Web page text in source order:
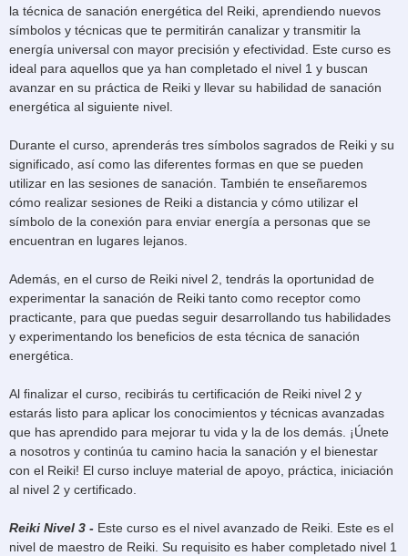
la técnica de sanación energética del Reiki, aprendiendo nuevos
símbolos y técnicas que te permitirán canalizar y transmitir la
energía universal con mayor precisión y efectividad. Este curso es
ideal para aquellos que ya han completado el nivel 1 y buscan
avanzar en su práctica de Reiki y llevar su habilidad de sanación
energética al siguiente nivel.
Durante el curso, aprenderás tres símbolos sagrados de Reiki y su
significado, así como las diferentes formas en que se pueden
utilizar en las sesiones de sanación. También te enseñaremos
cómo realizar sesiones de Reiki a distancia y cómo utilizar el
símbolo de la conexión para enviar energía a personas que se
encuentran en lugares lejanos.
Además, en el curso de Reiki nivel 2, tendrás la oportunidad de
experimentar la sanación de Reiki tanto como receptor como
practicante, para que puedas seguir desarrollando tus habilidades
y experimentando los beneficios de esta técnica de sanación
energética.
Al finalizar el curso, recibirás tu certificación de Reiki nivel 2 y
estarás listo para aplicar los conocimientos y técnicas avanzadas
que has aprendido para mejorar tu vida y la de los demás. ¡Únete
a nosotros y continúa tu camino hacia la sanación y el bienestar
con el Reiki! El curso incluye material de apoyo, práctica, iniciación
al nivel 2 y certificado.
Reiki Nivel 3 - Este curso es el nivel avanzado de Reiki. Este es el
nivel de maestro de Reiki. Su requisito es haber completado nivel 1